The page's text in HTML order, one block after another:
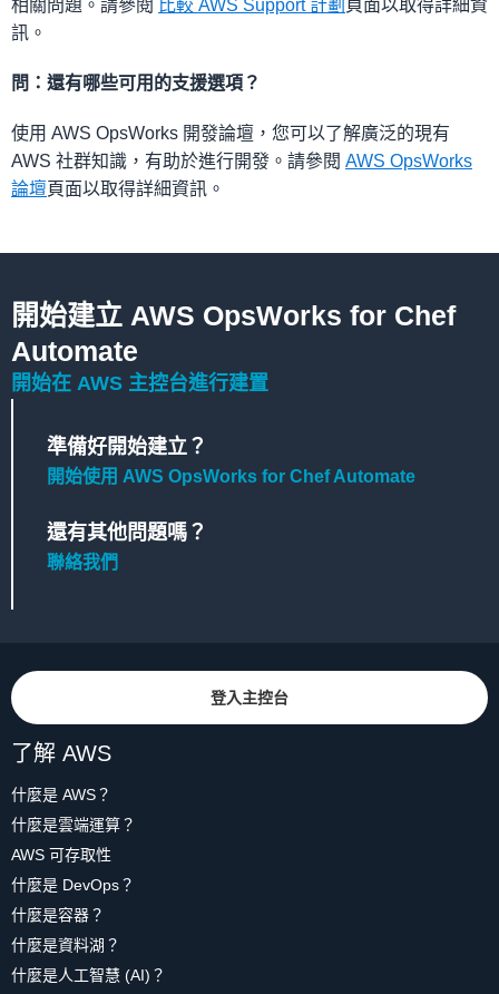
相關問題。請參閱 比較 AWS Support 計劃 頁面以取得詳細資
訊。
問：還有哪些可用的支援選項？
使用 AWS OpsWorks 開發論壇，您可以了解廣泛的現有
AWS 社群知識，有助於進行開發。請參閱 AWS OpsWorks
論壇頁面以取得詳細資訊。
開始建立 AWS OpsWorks for Chef
Automate
開始在 AWS 主控台進行建置
準備好開始建立？
開始使用 AWS OpsWorks for Chef Automate
還有其他問題嗎？
聯絡我們
登入主控台
了解 AWS
什麼是 AWS？
什麼是雲端運算？
AWS 可存取性
什麼是 DevOps？
什麼是容器？
什麼是資料湖？
什麼是人工智慧 (AI)？